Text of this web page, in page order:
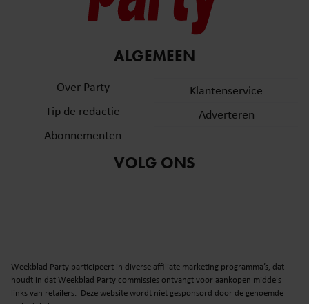
ALGEMEEN
Over Party
Tip de redactie
Abonnementen
Klantenservice
Adverteren
VOLG ONS
Weekblad Party participeert in diverse affiliate marketing programma’s, dat
houdt in dat Weekblad Party commissies ontvangt voor aankopen middels
links van retailers. Deze website wordt niet gesponsord door de genoemde